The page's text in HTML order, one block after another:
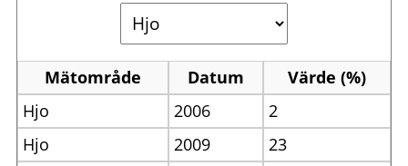
Mätområde Datum
Värde (%)
Hjo
2006
2
Hjo
2009
23